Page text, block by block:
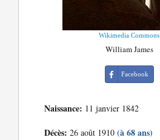
Wikimedia Commons
William James
Facebook
Naissance: 11 janvier 1842
Décès: 26 août 1910(à 68 ans)